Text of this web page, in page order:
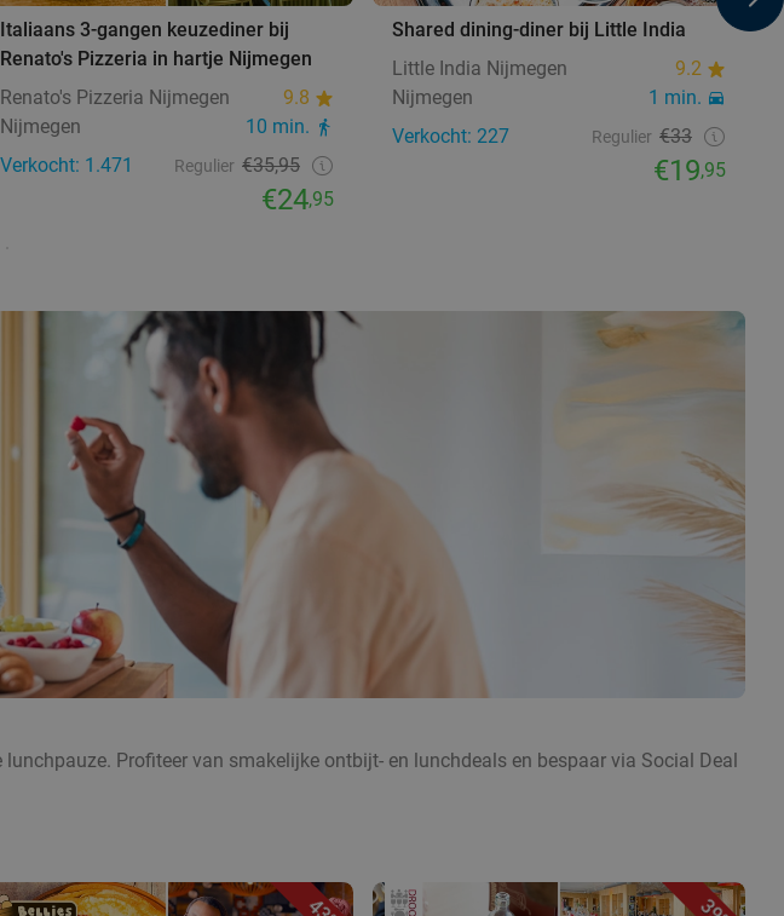
Italiaans 3-gangen keuzediner bij
Renato's Pizzeria in hartje Nijmegen
Renato's Pizzeria Nijmegen
9.8
Nijmegen
10 min.
Verkocht: 1.471
Regulier €35,95
€24,95
Shared dining-diner bij Little India
Little India Nijmegen
9.2
Nijmegen
1 min.
Verkocht: 227
Regulier €33
€19,95
Profiteer van smakelijke ontbijt- en lunchdeals en bespaar via Social Deal